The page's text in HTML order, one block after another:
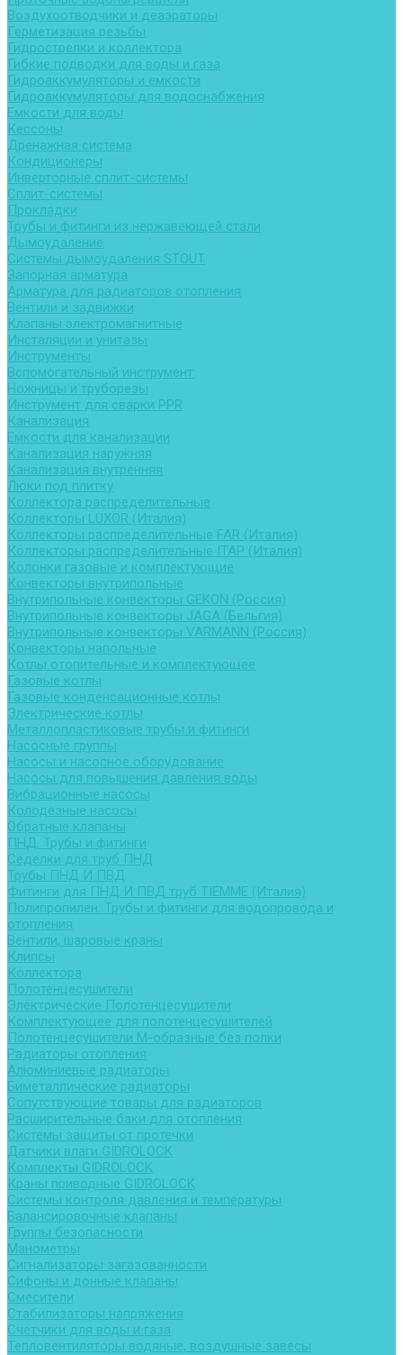
Воздухоотводчики и деаэраторы
Герметизация резьбы
Гидрострелки и коллектора
Гибкие подводки для воды и газа
Гидроаккумуляторы и емкости
Гидроаккумуляторы для водоснабжения
Емкости для воды
Кессоны
Дренажная система
Кондиционеры
Инверторные сплит-системы
Сплит-системы
Прокладки
Трубы и фитинги из нержавеющей стали
Дымоудаление
Системы дымоудаления STOUT
Запорная арматура
Арматура для радиаторов отопления
Вентили и задвижки
Клапаны электромагнитные
Инсталяции и унитазы
Инструменты
Вспомогательный инструмент
Ножницы и труборезы
Инструмент для сварки PPR
Канализация
Емкости для канализации
Канализация наружняя
Канализация внутренняя
Люки под плитку
Коллектора распределительные
Коллекторы LUXOR (Италия)
Коллекторы распределительные FAR (Италия)
Коллекторы распределительные ITAP (Италия)
Колонки газовые и комплектующие
Конвекторы внутрипольные
Внутрипольные конвекторы GEKON (Россия)
Внутрипольные конвекторы JAGA (Бельгия)
Внутрипольные конвекторы VARMANN (Россия)
Конвекторы напольные
Котлы отопительные и комплектующее
Газовые котлы
Газовые конденсационные котлы
Электрические котлы
Металлопластиковые трубы и фитинги
Насосные группы
Насосы и насосное оборудование
Насосы для повышения давления воды
Вибрационные насосы
Колодезные насосы
Обратные клапаны
ПНД. Трубы и фитинги
Седелки для труб ПНД
Трубы ПНД И ПВД
Фитинги для ПНД И ПВД труб TIEMME (Италия)
Полипропилен. Трубы и фитинги для водопровода и
отопления
Вентили, шаровые краны
Клипсы
Коллектора
Полотенцесушители
Электрические Полотенцесушители
Комплектующее для полотенцесушителей
Полотенцесушители М-образные без полки
Радиаторы отопления
Алюминиевые радиаторы
Биметаллические радиаторы
Сопутствующие товары для радиаторов
Расширительные баки для отопления
Системы защиты от протечки
Датчики влаги GIDROLOCK
Комплекты GIDROLOCK
Краны приводные GIDROLOCK
Системы контроля давления и температуры
Балансировочные клапаны
Группы безопасности
Манометры
Сигнализаторы загазованности
Сифоны и донные клапаны
Смесители
Стабилизаторы напряжения
Счетчики для воды и газа
Тепловентиляторы водяные, воздушные завесы